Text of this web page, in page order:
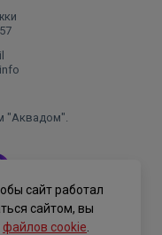
"Аквадом".
сайт работал
сайтом, вы
файлов cookie